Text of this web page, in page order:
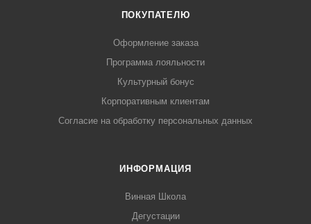
ПОКУПАТЕЛЮ
Оформление заказа
Программа лояльности
Культурный бонус
Корпоративным клиентам
Согласие на обработку персональных данных
ИНФОРМАЦИЯ
Винная Школа
Дегустации